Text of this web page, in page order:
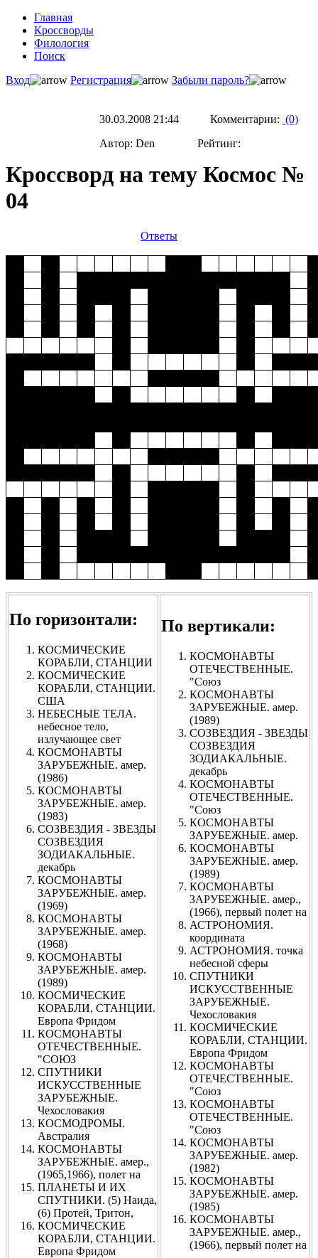
Главная
Кроссворды
Филология
Поиск
Вход
Регистрация Забыли пароль?
30.03.2008 21:44 Комментарии: (0)
Автор: Den Рейтинг:
Кроссворд на тему Космос №
04
Ответы
По горизонтали:
КОСМИЧЕСКИЕ
КОРАБЛИ, СТАНЦИИ
КОСМИЧЕСКИЕ
КОРАБЛИ, СТАНЦИИ.
США
НЕБЕСНЫЕ ТЕЛА.
небесное тело,
излучающее свет
КОСМОНАВТЫ
ЗАРУБЕЖНЫЕ. амер.
(1986)
КОСМОНАВТЫ
ЗАРУБЕЖНЫЕ. амер.
(1983)
СОЗВЕЗДИЯ - ЗВЕЗДЫ
СОЗВЕЗДИЯ
ЗОДИАКАЛЬНЫЕ.
декабрь
КОСМОНАВТЫ
ЗАРУБЕЖНЫЕ. амер.
(1969)
КОСМОНАВТЫ
ЗАРУБЕЖНЫЕ. амер.
(1968)
КОСМОНАВТЫ
ЗАРУБЕЖНЫЕ. амер.
(1989)
КОСМИЧЕСКИЕ
КОРАБЛИ, СТАНЦИИ.
Европа Фридом
КОСМОНАВТЫ
ОТЕЧЕСТВЕННЫЕ.
"СОЮЗ
СПУТНИКИ
ИСКУССТВЕННЫЕ
ЗАРУБЕЖНЫЕ.
Чехословакия
КОСМОДРОМЫ.
Австралия
КОСМОНАВТЫ
ЗАРУБЕЖНЫЕ. амер.,
(1965,1966), полет на
ПЛАНЕТЫ И ИХ
СПУТНИКИ. (5) Наида,
(6) Протей, Тритон,
КОСМИЧЕСКИЕ
КОРАБЛИ, СТАНЦИИ.
Европа Фридом
По вертикали:
КОСМОНАВТЫ
ОТЕЧЕСТВЕННЫЕ.
"Союз
КОСМОНАВТЫ
ЗАРУБЕЖНЫЕ. амер.
(1989)
СОЗВЕЗДИЯ - ЗВЕЗДЫ
СОЗВЕЗДИЯ
ЗОДИАКАЛЬНЫЕ.
декабрь
КОСМОНАВТЫ
ОТЕЧЕСТВЕННЫЕ.
"Союз
КОСМОНАВТЫ
ЗАРУБЕЖНЫЕ. амер.
КОСМОНАВТЫ
ЗАРУБЕЖНЫЕ. амер.
(1989)
КОСМОНАВТЫ
ЗАРУБЕЖНЫЕ. амер.,
(1966), первый полет на
АСТРОНОМИЯ.
координата
АСТРОНОМИЯ. точка
небесной сферы
СПУТНИКИ
ИСКУССТВЕННЫЕ
ЗАРУБЕЖНЫЕ.
Чехословакия
КОСМИЧЕСКИЕ
КОРАБЛИ, СТАНЦИИ.
Европа Фридом
КОСМОНАВТЫ
ОТЕЧЕСТВЕННЫЕ.
"Союз
КОСМОНАВТЫ
ОТЕЧЕСТВЕННЫЕ.
"Союз
КОСМОНАВТЫ
ЗАРУБЕЖНЫЕ. амер.
(1982)
КОСМОНАВТЫ
ЗАРУБЕЖНЫЕ. амер.
(1985)
КОСМОНАВТЫ
ЗАРУБЕЖНЫЕ. амер.,
(1966), первый полет на